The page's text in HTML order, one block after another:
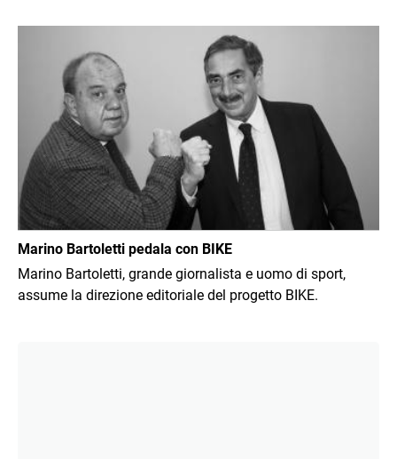
Marino Bartoletti pedala con BIKE
Marino Bartoletti, grande giornalista e uomo di sport,
assume la direzione editoriale del progetto BIKE.